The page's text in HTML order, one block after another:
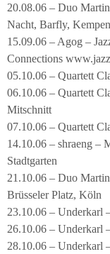
20.08.06 – Duo
Nacht, Barfly,
15.09.06 – Agog –
Connections
05.10.06 – Quartett
06.10.06 – Quartett
Mitschnitt
07.10.06 – Quartett
14.10.06 – shraeng –
Stadtgarten
21.10.06 – Duo
Brüsseler Platz, Köln
23.10.06 – Underkarl
26.10.06 – Underkarl
28.10.06 – Underkarl